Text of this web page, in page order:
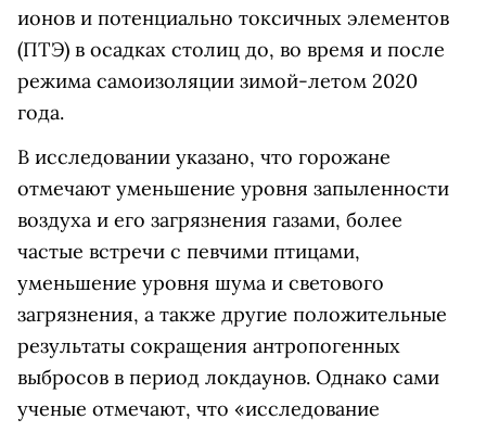
ионов и потенциально токсичных элементов
(ПТЭ) в осадках столиц до, во время и после
режима самоизоляции зимой-летом 2020
года.
В исследовании указано, что горожане
отмечают уменьшение уровня запыленности
воздуха и его загрязнения газами, более
частые встречи с певчими птицами,
уменьшение уровня шума и светового
загрязнения, а также другие положительные
результаты сокращения антропогенных
выбросов в период локдаунов. Однако сами
ученые отмечают, что «исследование